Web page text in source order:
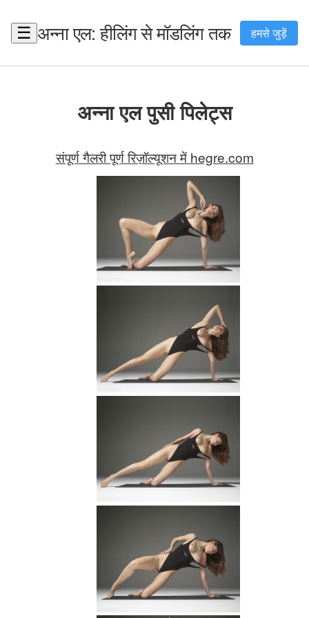
☰ अन्ना एल: हीलिंग से मॉडलिंग तक हमसे जुड़ें
अन्ना एल पुसी पिलेट्स
संपूर्ण गैलरी पूर्ण रिज़ॉल्यूशन में hegre.com